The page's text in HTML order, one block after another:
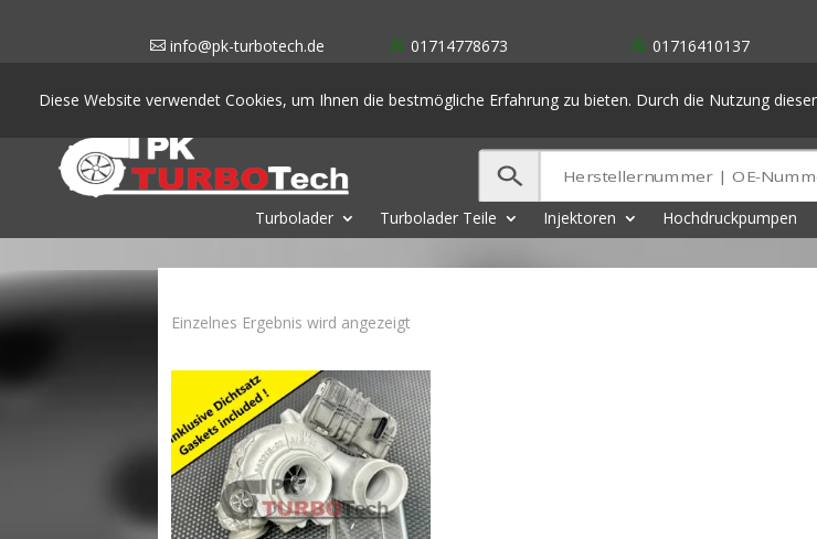
info@pk-turbotech.de
Diese Website verwendet Cookies, um Ihnen die bestmögliche Erfahrung zu bieten. Durch die Nutzung
01714778673 01716410137
Turbolader Turbolader Teile Injektoren Hochdruckpumpen
Einzelnes Ergebnis wird angezeigt